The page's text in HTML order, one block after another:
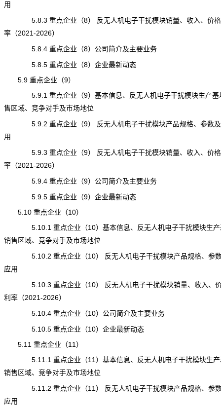
用
5.8.3 重点企业（8） 反无人机电子干扰模块销量、收入、价格
率（2021-2026）
5.8.4 重点企业（8）公司简介及主要业务
5.8.5 重点企业（8）企业最新动态
5.9 重点企业（9）
5.9.1 重点企业（9）基本信息、反无人机电子干扰模块生产基
售区域、竞争对手及市场地位
5.9.2 重点企业（9） 反无人机电子干扰模块产品规格、参数及
用
5.9.3 重点企业（9） 反无人机电子干扰模块销量、收入、价格
率（2021-2026）
5.9.4 重点企业（9）公司简介及主要业务
5.9.5 重点企业（9）企业最新动态
5.10 重点企业（10）
5.10.1 重点企业（10）基本信息、反无人机电子干扰模块生产
销售区域、竞争对手及市场地位
5.10.2 重点企业（10） 反无人机电子干扰模块产品规格、参数
应用
5.10.3 重点企业（10） 反无人机电子干扰模块销量、收入、价
利率（2021-2026）
5.10.4 重点企业（10）公司简介及主要业务
5.10.5 重点企业（10）企业最新动态
5.11 重点企业（11）
5.11.1 重点企业（11）基本信息、反无人机电子干扰模块生产
销售区域、竞争对手及市场地位
5.11.2 重点企业（11） 反无人机电子干扰模块产品规格、参数
应用